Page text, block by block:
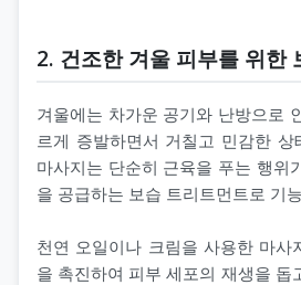
2. 건조한 겨울 피부를 위한
겨울에는 차가운 공기와 난방으로
르게 증발하면서 거칠고 민감한 상
마사지는 단순히 근육을 푸는 행위
을 공급하는 보습 트리트먼트로 기
천연 오일이나 크림을 사용한 마사
을 촉진하여 피부 세포의 재생을 돕